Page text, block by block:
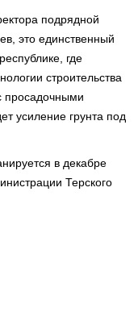
подрядной
это единственный
где
строительства
просадочными
усиление грунта под
в декабре
Терского